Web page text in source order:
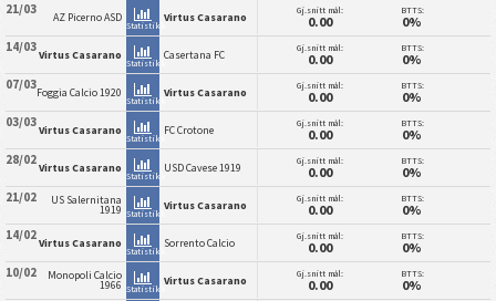
21/03 AZ Picerno ASD
Statistikk
Virtus Casarano Gj.snitt mål:
0.00
BTTS:
0%
14/03Virtus Casarano
Statistikk
Casertana FC Gj.snitt mål:
0.00
BTTS:
0%
07/03Foggia Calcio 1920
Statistikk
Virtus Casarano Gj.snitt mål:
0.00
BTTS:
0%
03/03Virtus Casarano
Statistikk
FC Crotone Gj.snitt mål:
0.00
BTTS:
0%
28/02Virtus Casarano
Statistikk
USD Cavese 1919 Gj.snitt mål:
0.00
BTTS:
0%
21/02 US Salernitana
1919 Statistikk
Virtus Casarano Gj.snitt mål:
0.00
BTTS:
0%
14/02Virtus Casarano
Statistikk
Sorrento Calcio Gj.snitt mål:
0.00
BTTS:
0%
10/02 Monopoli Calcio
1966 Statistikk
Virtus Casarano Gj.snitt mål:
0.00
BTTS:
0%